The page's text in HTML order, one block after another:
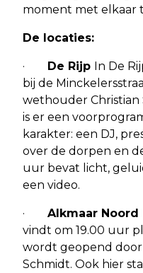
moment met elkaar
De locaties:
· De Rijp In De
bij de
wethouder Christian
is er een
karakter: een DJ,
over de dorpen en
uur bevat licht,
een video.
· Alkmaar Noord
vindt om 19.00 uur
wordt geopend
Schmidt. Ook hier